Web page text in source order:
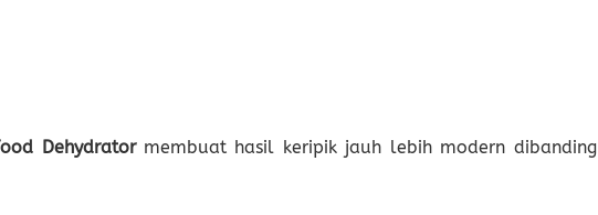
Dehydratormembuat hasil keripik jauh lebih modern dibanding